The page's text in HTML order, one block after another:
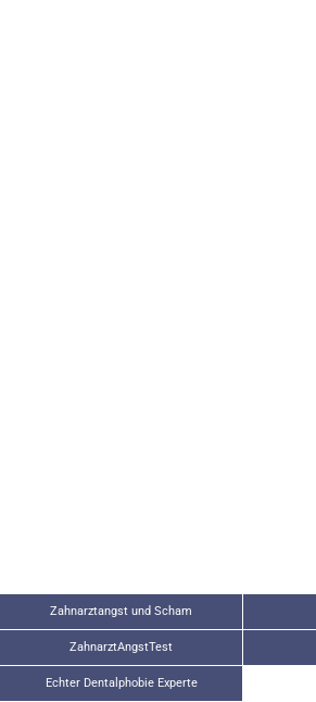
Zahnarztangst und Scham
ZahnarztAngstTest
Echter Dentalphobie Experte